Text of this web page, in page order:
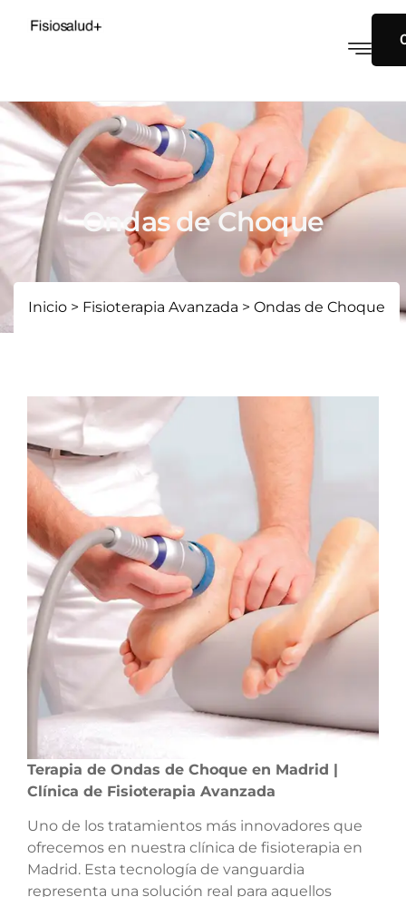
Ondas de Choque
Inicio > Fisioterapia Avanzada >Ondas de Choque
Terapia de Ondas de Choque en Madrid |
Clínica de Fisioterapia Avanzada
Uno de los tratamientos más innovadores que
ofrecemos en nuestra clínica de fisioterapia en
Madrid. Esta tecnología de vanguardia
representa una solución real para aquellos